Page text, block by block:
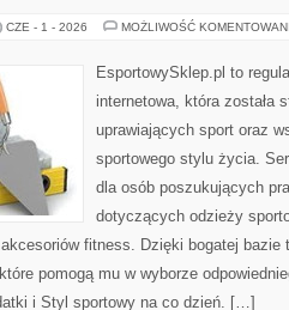
CZE - 1 - 2026 MOŻLIWOŚĆ
EsportowySklep.pl to
internetowa, która została
uprawiających sport oraz
sportowego stylu życia.
dla osób poszukujących
dotyczących odzieży
fitness. Dzięki bogatej
pomogą mu w wyborze
i Styl sportowy na co dzień. […]